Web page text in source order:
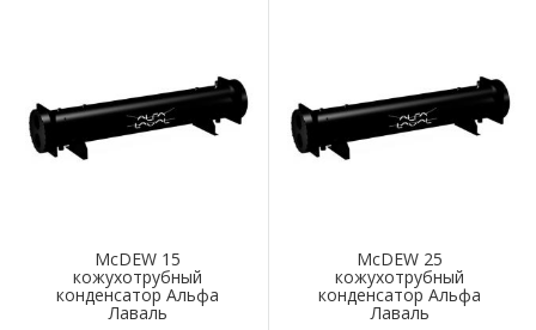
McDEW 15
кожухотрубный
конденсатор Альфа
Лаваль
McDEW 25
кожухотрубный
конденсатор Альфа
Лаваль